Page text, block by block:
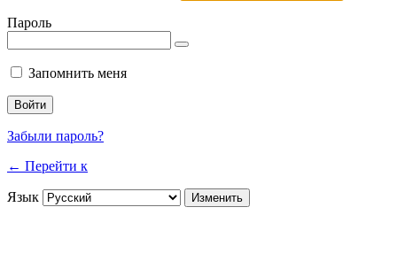
Пароль
Запомнить меня
Забыли пароль?
← Перейти к
Язык